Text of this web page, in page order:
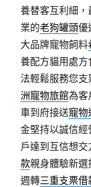
養替客互利細
業的老狗罐頭優
大品牌寵物飼料
養配方貓用處
法輕鬆服務您
洲寵物旅館為客
車到府接送寵物
金堅持以誠信
戶達到互信想
款親身體驗新
週轉三重支票借